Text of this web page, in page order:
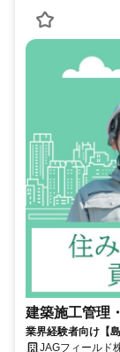
建築施工管理
業界経験者向け【
JAGフィールド